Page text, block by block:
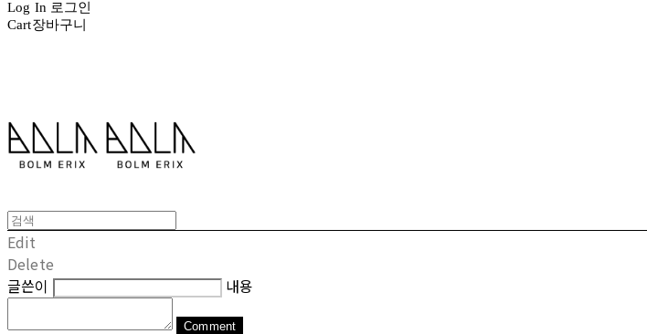
Log In 로그인
Cart장바구니
Edit
Delete
글쓴이
내용
Comment